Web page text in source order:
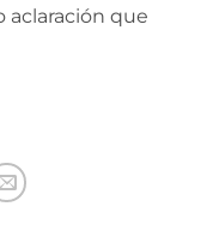
aclaración que